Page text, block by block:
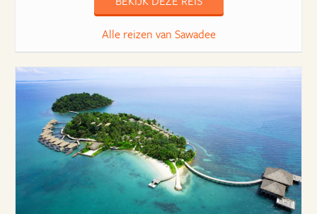
Alle reizen van Sawadee